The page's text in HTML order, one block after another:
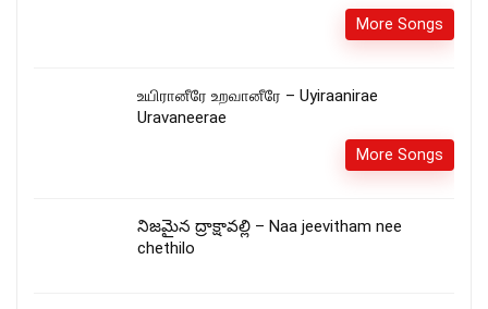
More Songs
உயிரானீரே உறவானீரே – Uyiraanirae
Uravaneerae
More Songs
నిజమైన ద్రాక్షావల్లి – Naa jeevitham nee
chethilo